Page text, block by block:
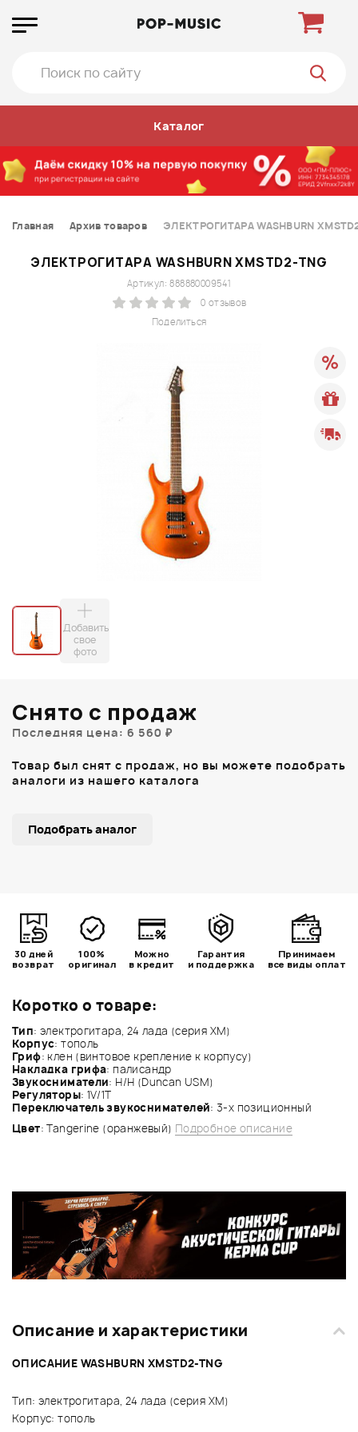
Каталог
Главная Архив товаров ЭЛЕКТРОГИТАРА WASHBURN
ЭЛЕКТРОГИТАРА WASHBURN XMSTD2-TNG
Поделиться
Артикул: 888880009541
0 отзывов
Добавить
свое
фото
Коротко о товаре:
Тип: электрогитара, 24 лада (серия XM)
Корпус: тополь
Гриф: клен (винтовое крепление к корпусу)
Накладка грифа: палисандр
Звукосниматели: H/H (Duncan USM)
Регуляторы: 1V/1T
Переключатель звукоснимателей: 3-х позиционный
Цвет: Tangerine (оранжевый) Подробное описание
Снято с продаж
Последняя цена: 6 560 ₽
Товар был снят с продаж, но вы можете подобрать
аналоги из нашего каталога
Подобрать аналог
30 дней
возврат
100%
оригинал
Можно
в кредит
Гарантия
и поддержка
Принимаем
все виды оплат
Описание и характеристики
ОПИСАНИЕ WASHBURN XMSTD2-TNG
Тип: электрогитара, 24 лада (серия XM)
Корпус: тополь